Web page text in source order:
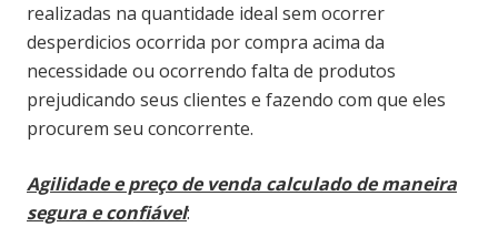
realizadas na quantidade ideal sem ocorrer
desperdicios ocorrida por compra acima da
necessidade ou ocorrendo falta de produtos
prejudicando seus clientes e fazendo com que eles
procurem seu concorrente.
Agilidade e preço de venda calculado de maneira
segura e confiável: